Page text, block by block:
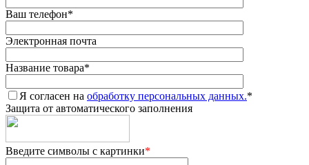
Ваш телефон*
Электронная почта
Название товара*
Я согласен на обработку персональных данных.*
Защита от автоматического заполнения
Введите символы с картинки*